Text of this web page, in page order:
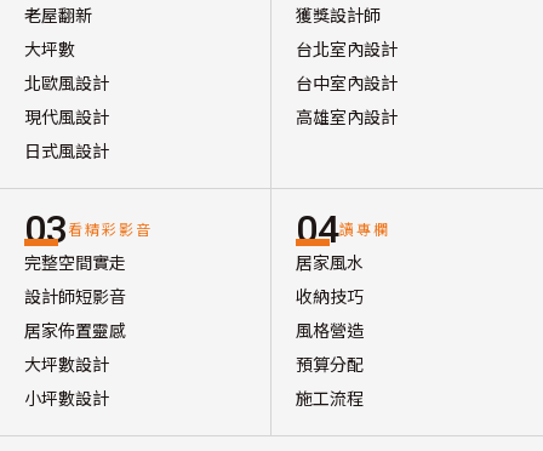
老屋翻新
大坪數
北歐風設計
現代風設計
日式風設計
獲獎設計師
台北室內設計
台中室內設計
高雄室內設計
03看精彩影音
完整空間實走
設計師短影音
居家佈置靈感
大坪數設計
小坪數設計
04讀專欄
居家風水
收納技巧
風格營造
預算分配
施工流程